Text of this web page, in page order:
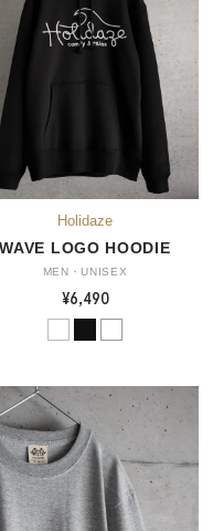
WAVE LOGO HOODIE
MEN・UNISEX
¥6,490